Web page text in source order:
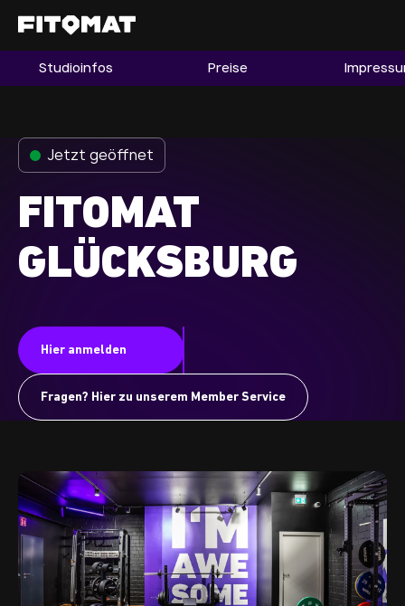
Gym
Franchise
Firmenfitness
Mitglieder LOGIN
Studioinfos Preise
Jetzt geöffnet
FITOMAT
GLÜCKSBURG
Hier anmelden
Fragen? Hier zu unserem Member Service